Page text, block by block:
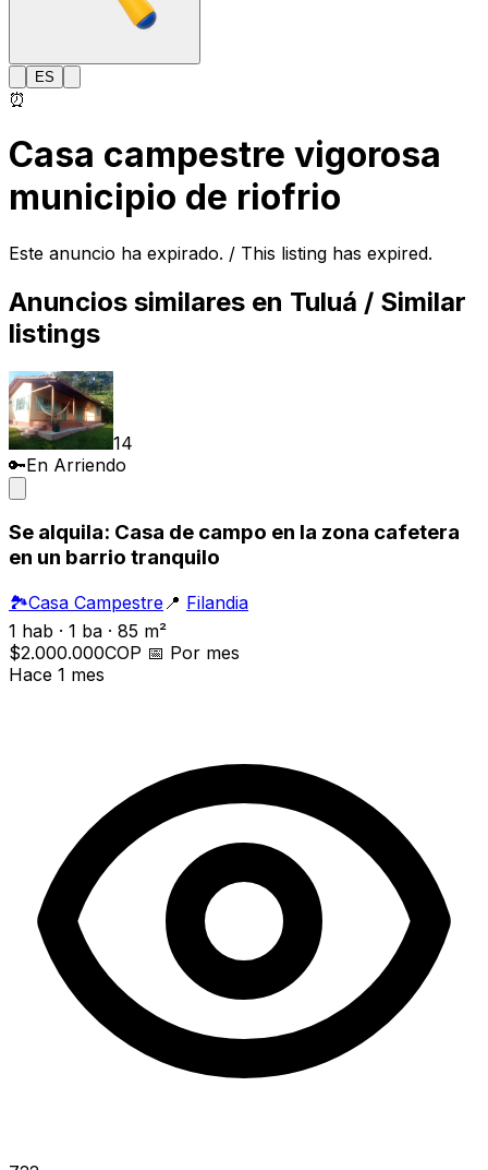
ES
⏰
Casa campestre vigorosa
municipio de riofrio
Este anuncio ha expirado. / This listing has expired.
Anuncios similares en Tuluá / Similar
listings
14
🔑En Arriendo
Se alquila: Casa de campo en la zona cafetera
en un barrio tranquilo
🏞️Casa Campestre📍 Filandia
1 hab · 1 ba · 85 m²
$2.000.000COP 📅 Por mes
Hace 1 mes